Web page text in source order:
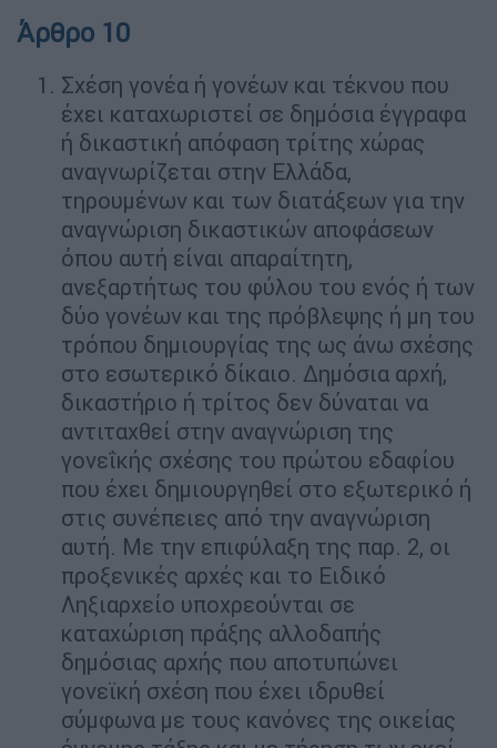
Άρθρο 10
Σχέση γονέα ή γονέων και τέκνου που
έχει καταχωριστεί σε δημόσια έγγραφα
ή δικαστική απόφαση τρίτης χώρας
αναγνωρίζεται στην Ελλάδα,
τηρουμένων και των διατάξεων για την
αναγνώριση δικαστικών αποφάσεων
όπου αυτή είναι απαραίτητη,
ανεξαρτήτως του φύλου του ενός ή των
δύο γονέων και της πρόβλεψης ή μη του
τρόπου δημιουργίας της ως άνω σχέσης
στο εσωτερικό δίκαιο. Δημόσια αρχή,
δικαστήριο ή τρίτος δεν δύναται να
αντιταχθεί στην αναγνώριση της
γονεΐκής σχέσης του πρώτου εδαφίου
που έχει δημιουργηθεί στο εξωτερικό ή
στις συνέπειες από την αναγνώριση
αυτή. Με την επιφύλαξη της παρ. 2, οι
προξενικές αρχές και το Ειδικό
Ληξιαρχείο υποχρεούνται σε
καταχώριση πράξης αλλοδαπής
δημόσιας αρχής που αποτυπώνει
γονεϊκή σχέση που έχει ιδρυθεί
σύμφωνα με τους κανόνες της οικείας